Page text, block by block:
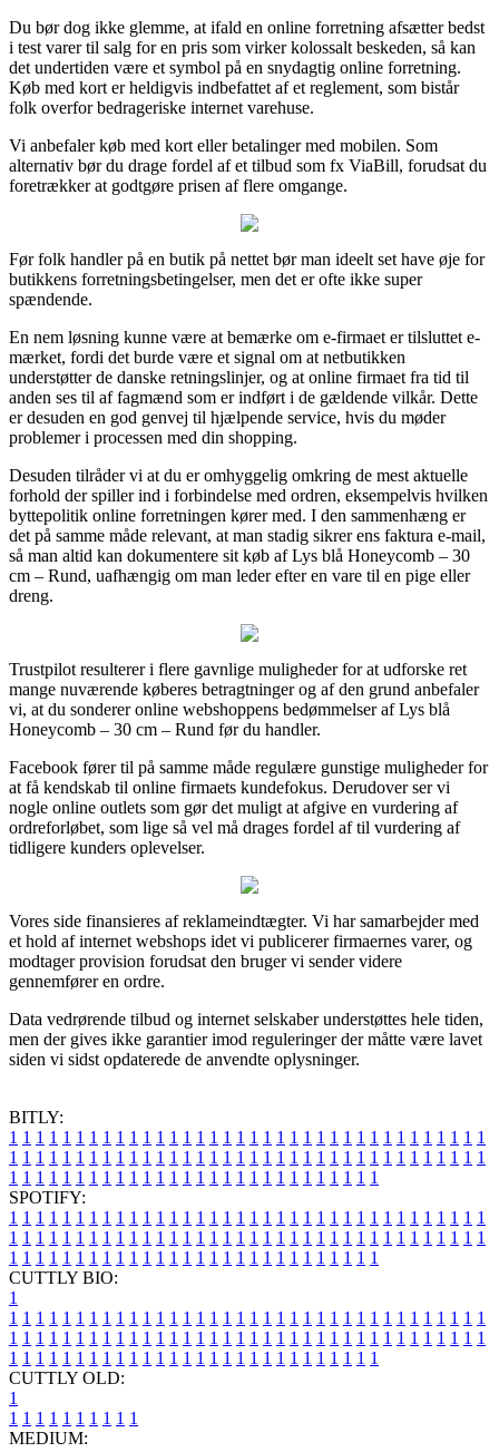
Du bør dog ikke glemme, at ifald en online forretning afsætter bedst
i test varer til salg for en pris som virker kolossalt beskeden, så kan
det undertiden være et symbol på en snydagtig online forretning.
Køb med kort er heldigvis indbefattet af et reglement, som bistår
folk overfor bedrageriske internet varehuse.
Vi anbefaler køb med kort eller betalinger med mobilen. Som
alternativ bør du drage fordel af et tilbud som fx ViaBill, forudsat du
foretrækker at godtgøre prisen af flere omgange.
Før folk handler på en butik på nettet bør man ideelt set have øje for
butikkens forretningsbetingelser, men det er ofte ikke super
spændende.
En nem løsning kunne være at bemærke om e-firmaet er tilsluttet e-
mærket, fordi det burde være et signal om at netbutikken
understøtter de danske retningslinjer, og at online firmaet fra tid til
anden ses til af fagmænd som er indført i de gældende vilkår. Dette
er desuden en god genvej til hjælpende service, hvis du møder
problemer i processen med din shopping.
Desuden tilråder vi at du er omhyggelig omkring de mest aktuelle
forhold der spiller ind i forbindelse med ordren, eksempelvis hvilken
byttepolitik online forretningen kører med. I den sammenhæng er
det på samme måde relevant, at man stadig sikrer ens faktura e-mail,
så man altid kan dokumentere sit køb af Lys blå Honeycomb – 30
cm – Rund, uafhængig om man leder efter en vare til en pige eller
dreng.
Trustpilot resulterer i flere gavnlige muligheder for at udforske ret
mange nuværende køberes betragtninger og af den grund anbefaler
vi, at du sonderer online webshoppens bedømmelser af Lys blå
Honeycomb – 30 cm – Rund før du handler.
Facebook fører til på samme måde regulære gunstige muligheder for
at få kendskab til online firmaets kundefokus. Derudover ser vi
nogle online outlets som gør det muligt at afgive en vurdering af
ordreforløbet, som lige så vel må drages fordel af til vurdering af
tidligere kunders oplevelser.
Vores side finansieres af reklameindtægter. Vi har samarbejder med
et hold af internet webshops idet vi publicerer firmaernes varer, og
modtager provision forudsat den bruger vi sender videre
gennemfører en ordre.
Data vedrørende tilbud og internet selskaber understøttes hele tiden,
men der gives ikke garantier imod reguleringer der måtte være lavet
siden vi sidst opdaterede de anvendte oplysninger.
BITLY:
1 1 1 1 1 1 1 1 1 1 1 1 1 1 1 1 1 1 1 1 1 1 1 1 1 1 1 1 1 1 1 1 1 1 1 1
1 1 1 1 1 1 1 1 1 1 1 1 1 1 1 1 1 1 1 1 1 1 1 1 1 1 1 1 1 1 1 1 1 1 1 1
1 1 1 1 1 1 1 1 1 1 1 1 1 1 1 1 1 1 1 1 1 1 1 1 1 1 1 1
SPOTIFY:
1 1 1 1 1 1 1 1 1 1 1 1 1 1 1 1 1 1 1 1 1 1 1 1 1 1 1 1 1 1 1 1 1 1 1 1
1 1 1 1 1 1 1 1 1 1 1 1 1 1 1 1 1 1 1 1 1 1 1 1 1 1 1 1 1 1 1 1 1 1 1 1
1 1 1 1 1 1 1 1 1 1 1 1 1 1 1 1 1 1 1 1 1 1 1 1 1 1 1 1
CUTTLY BIO:
1
1 1 1 1 1 1 1 1 1 1 1 1 1 1 1 1 1 1 1 1 1 1 1 1 1 1 1 1 1 1 1 1 1 1 1 1
1 1 1 1 1 1 1 1 1 1 1 1 1 1 1 1 1 1 1 1 1 1 1 1 1 1 1 1 1 1 1 1 1 1 1 1
1 1 1 1 1 1 1 1 1 1 1 1 1 1 1 1 1 1 1 1 1 1 1 1 1 1 1 1
CUTTLY OLD:
1
1 1 1 1 1 1 1 1 1 1
MEDIUM: